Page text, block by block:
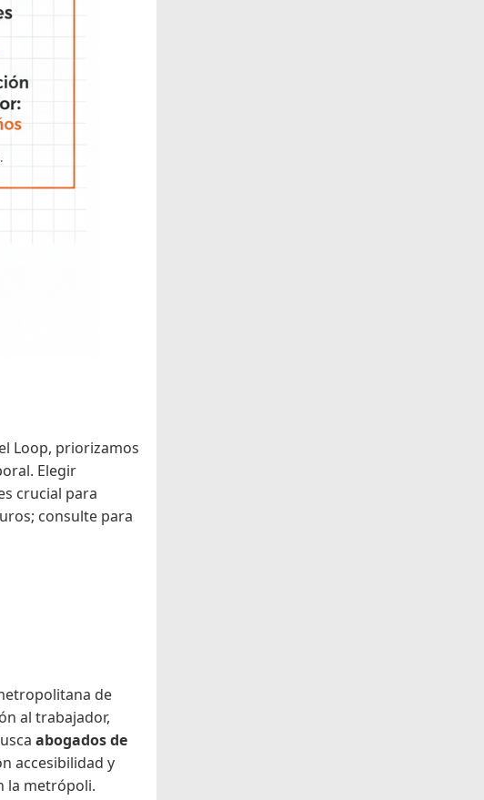
Loop, priorizamos
Elegir
crucial para
consulte para
de
al trabajador,
abogados de
accesibilidad y
la metrópoli.